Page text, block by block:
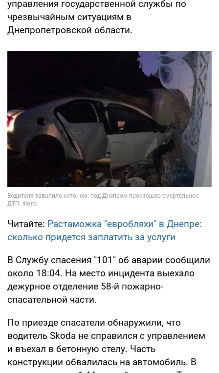
управления государственной службы по
чрезвычайным ситуациям в
Днепропетровской области.
Читайте: Растаможка "евробляхи" в Днепре:
сколько придется заплатить за услуги
В Службу спасения "101" об аварии сообщили
около 18:04. На место инцидента выехало
дежурное отделение 58-й пожарно-
спасательной части.
По приезде спасатели обнаружили, что
водитель Skoda не справился с управлением
и въехал в бетонную стелу. Часть
конструкции обвалилась на автомобиль. В